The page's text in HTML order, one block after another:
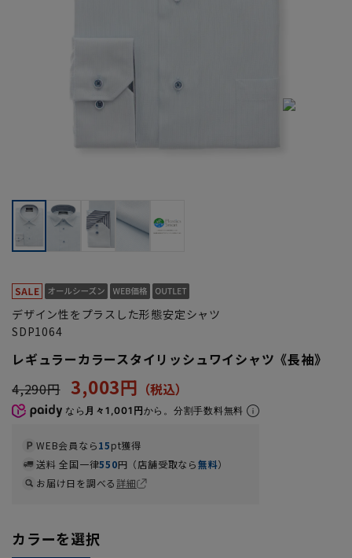
デザイン性をプラスした形態安定シャツ
SDP1064
レギュラーカラースタイリッシュワイシャツ《長袖》
4,290円 3,003円
なら 月々1,001円から。分割手数料無料
WEB会員なら15pt獲得
送料 全国一律550円（店舗受取なら無料）
お届け日を調べる詳細
カラーを選択